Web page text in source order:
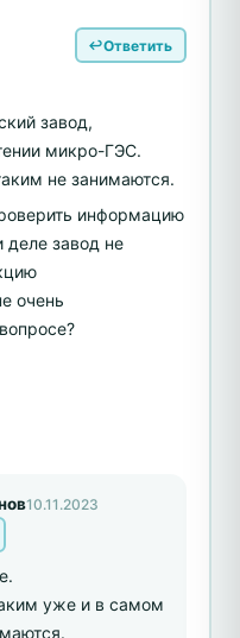
Ответить
завод,
микро-ГЭС.
не занимаются.
информацию
деле завод не
очень
10.11.2023
уже и в самом